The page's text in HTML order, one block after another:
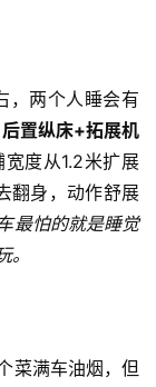
，两个人睡会有
后置纵床+拓展机
度从1.2米扩展
翻身，动作舒展
最怕的就是睡觉
菜满车油烟，但